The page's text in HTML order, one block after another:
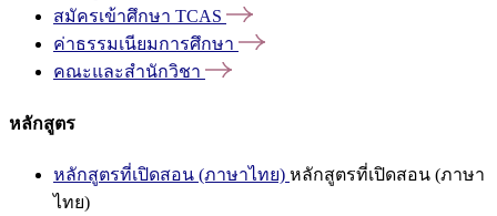
สมัครเข้าศึกษา TCAS
ค่าธรรมเนียมการศึกษา
คณะและสำนักวิชา
หลักสูตร
หลักสูตรที่เปิดสอน (ภาษาไทย) หลักสูตรที่เปิดสอน (ภาษา
ไทย)